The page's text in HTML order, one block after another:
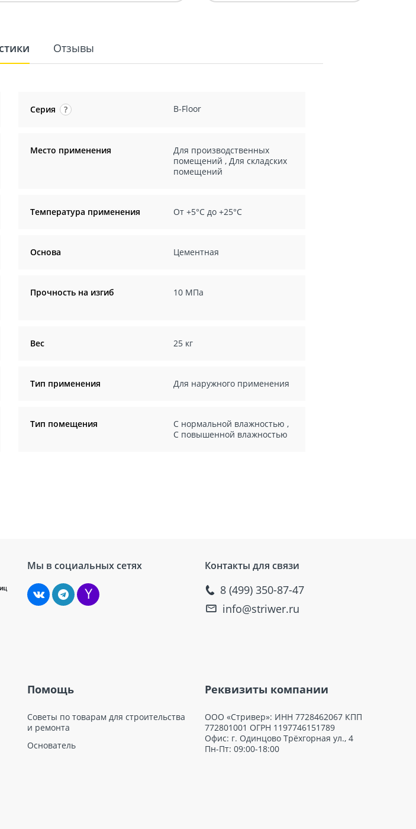
Отзывы
Серия ? B-Floor
Место применения
Для производственных
помещений ,Для складских
помещений
Температура применения От +5°С до +25°С
Основа Цементная
Прочность на изгиб 10 МПа
Вес 25 кг
Тип применения Для наружного применения
Тип помещения С нормальной влажностью ,
С повышенной влажностью
Мы в социальных сетях Контакты для связи
8 (499) 350-87-47
info@striwer.ru
Помощь
Советы по товарам для строительства
и ремонта
Основатель
Реквизиты компании
ООО «Стривер»: ИНН 7728462067 КПП
772801001 ОГРН 1197746151789
Офис: г. Одинцово Трёхгорная ул., 4
Пн-Пт: 09:00-18:00